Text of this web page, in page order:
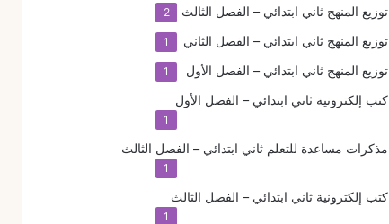
توزيع المنهج ثاني ابتدائي – الفصل الثالث 2
توزيع المنهج ثاني ابتدائي – الفصل الثاني 1
توزيع المنهج ثاني ابتدائي – الفصل الأول 1
كتب إلكترونية ثاني ابتدائي – الفصل الأول
1
مذكرات مساعدة للتعلم ثاني ابتدائي – الفصل الثالث
1
كتب إلكترونية ثاني ابتدائي – الفصل الثالث
1